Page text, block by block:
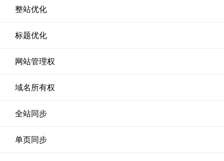
整站优化
标题优化
网站管理权
域名所有权
全站同步
单页同步